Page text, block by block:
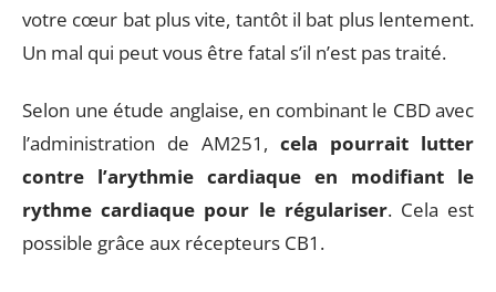
votre cœur bat plus vite, tantôt il bat plus lentement.
Un mal qui peut vous être fatal s’il n’est pas traité.
Selon une étude anglaise, en combinant le CBD avec
l’administration de AM251, cela pourrait lutter
contre l’arythmie cardiaque en modifiant le
rythme cardiaque pour le régulariser. Cela est
possible grâce aux récepteurs CB1.